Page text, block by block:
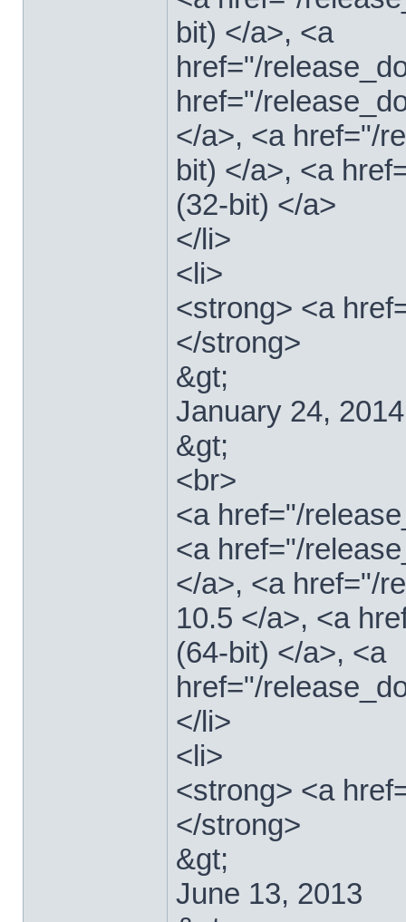
bit) </a>, <a
href="/
href="/
</a>, <a href="/
bit) </a>, <a
(32-bit) </a>
</li>
<li>
<strong> <a
</strong>
&gt;
January 24, 2014
&gt;
<br>
<a href="/
<a href="/
</a>, <a href="/
10.5 </a>, <a
(64-bit) </a>, <a
href="/
</li>
<li>
<strong> <a
</strong>
&gt;
June 13, 2013